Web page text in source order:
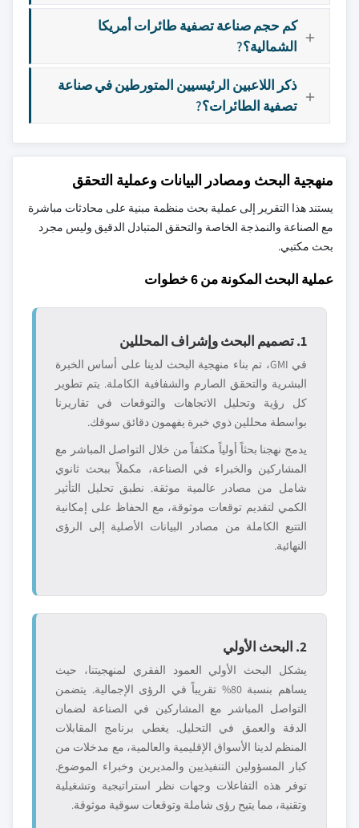
كم حجم صناعة تصفية طائرات أمريكا
الشمالية؟?
ذكر اللاعبين الرئيسيين المتورطين في صناعة
تصفية الطائرات؟?
منهجية البحث ومصادر البيانات وعملية التحقق
يستند هذا التقرير إلى عملية بحث منظمة مبنية على محادثات مباشرة
مع الصناعة والنمذجة الخاصة والتحقق المتبادل الدقيق وليس مجرد
بحث مكتبي.
عملية البحث المكونة من 6 خطوات
1. تصميم البحث وإشراف المحللين
في GMI، تم بناء منهجية البحث لدينا على أساس الخبرة
البشرية والتحقق الصارم والشفافية الكاملة. يتم تطوير
كل رؤية وتحليل الاتجاهات والتوقعات في تقاريرنا
بواسطة محللين ذوي خبرة يفهمون دقائق سوقك.
يدمج نهجنا بحثاً أولياً مكثفاً من خلال التواصل المباشر مع
المشاركين والخبراء في الصناعة، مكملاً ببحث ثانوي
شامل من مصادر عالمية موثقة. نطبق تحليل التأثير
الكمي لتقديم توقعات موثوقة، مع الحفاظ على إمكانية
التتبع الكاملة من مصادر البيانات الأصلية إلى الرؤى
النهائية.
2. البحث الأولي
يشكل البحث الأولي العمود الفقري لمنهجيتنا، حيث
يساهم بنسبة 80% تقريباً في الرؤى الإجمالية. يتضمن
التواصل المباشر مع المشاركين في الصناعة لضمان
الدقة والعمق في التحليل. يغطي برنامج المقابلات
المنظم لدينا الأسواق الإقليمية والعالمية، مع مدخلات من
كبار المسؤولين التنفيذيين والمديرين وخبراء الموضوع.
توفر هذه التفاعلات وجهات نظر استراتيجية وتشغيلية
وتقنية، مما يتيح رؤى شاملة وتوقعات سوقية موثوقة.